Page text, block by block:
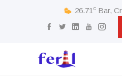
26.71 c Bar,